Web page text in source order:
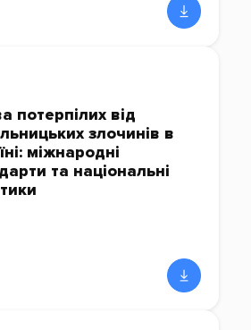
потерпілих від
злочинів в
міжнародні
та національні